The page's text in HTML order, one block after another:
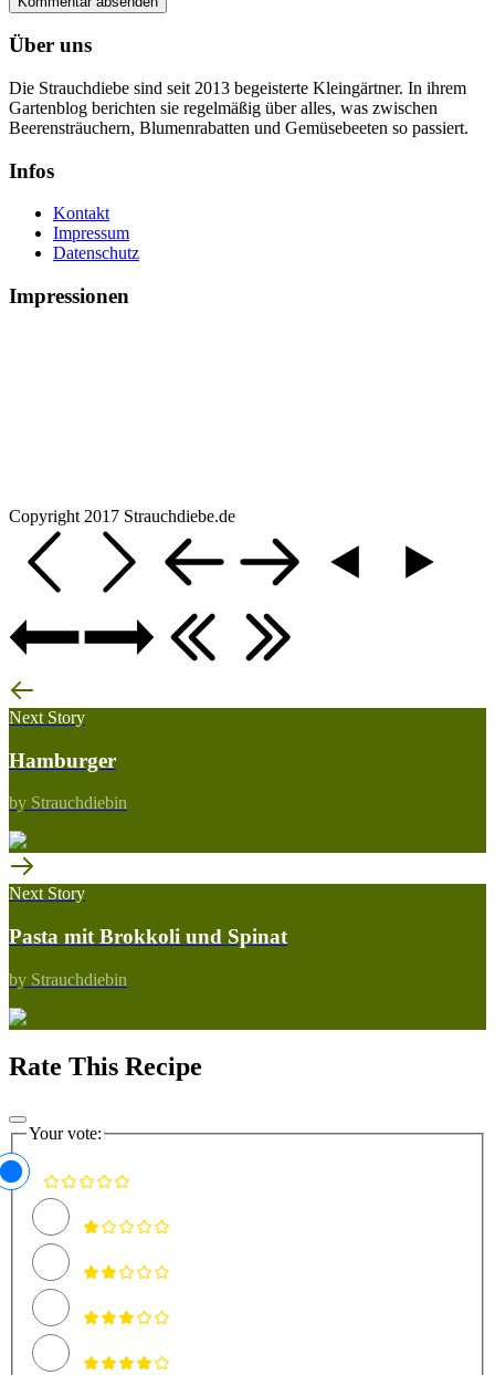
Über uns
Die Strauchdiebe sind seit 2013 begeisterte Kleingärtner. In ihrem
Gartenblog berichten sie regelmäßig über alles, was zwischen
Beerensträuchern, Blumenrabatten und Gemüsebeeten so passiert.
Infos
Kontakt
Impressum
Datenschutz
Impressionen
Copyright 2017 Strauchdiebe.de
Next Story
Hamburger
by Strauchdiebin
Next Story
Pasta mit Brokkoli und Spinat
by Strauchdiebin
Rate This Recipe
Your vote: